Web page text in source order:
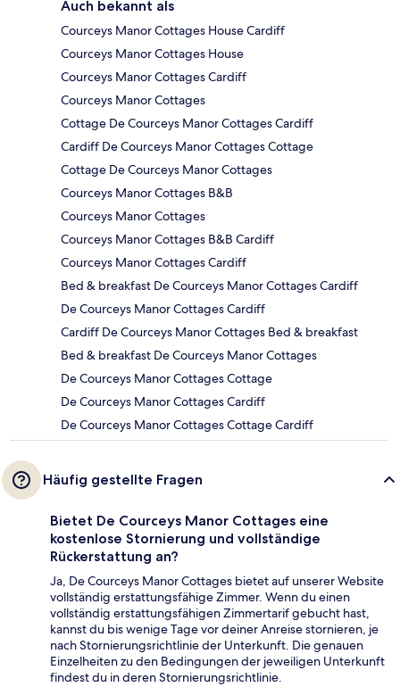
Auch bekannt als
Courceys Manor Cottages House Cardiff
Courceys Manor Cottages House
Courceys Manor Cottages Cardiff
Courceys Manor Cottages
Cottage De Courceys Manor Cottages Cardiff
Cardiff De Courceys Manor Cottages Cottage
Cottage De Courceys Manor Cottages
Courceys Manor Cottages B&B
Courceys Manor Cottages
Courceys Manor Cottages B&B Cardiff
Courceys Manor Cottages Cardiff
Bed & breakfast De Courceys Manor Cottages Cardiff
De Courceys Manor Cottages Cardiff
Cardiff De Courceys Manor Cottages Bed & breakfast
Bed & breakfast De Courceys Manor Cottages
De Courceys Manor Cottages Cottage
De Courceys Manor Cottages Cardiff
De Courceys Manor Cottages Cottage Cardiff
Häufig gestellte Fragen
Bietet De Courceys Manor Cottages eine
kostenlose Stornierung und vollständige
Rückerstattung an?
Ja, De Courceys Manor Cottages bietet auf unserer Website
vollständig erstattungsfähige Zimmer. Wenn du einen
vollständig erstattungsfähigen Zimmertarif gebucht hast,
kannst du bis wenige Tage vor deiner Anreise stornieren, je
nach Stornierungsrichtlinie der Unterkunft. Die genauen
Einzelheiten zu den Bedingungen der jeweiligen Unterkunft
findest du in deren Stornierungsrichtlinie.